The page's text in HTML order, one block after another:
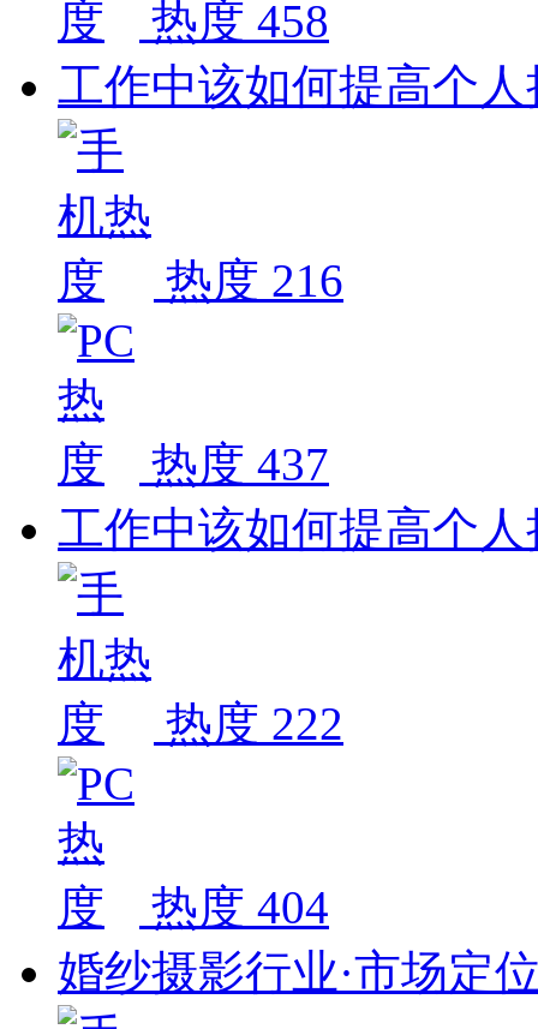
热度 458
工作中该如何提高个
热度 216
热度 437
工作中该如何提高个
热度 222
热度 404
婚纱摄影行业·市场定